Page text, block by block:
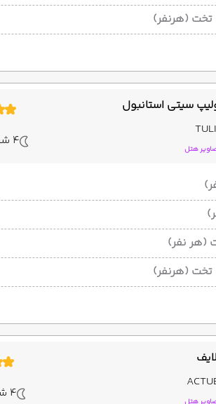
(هرنفر)
سیتی استانبول
هتل 4 شب اقامت
(هر نفر)
(هرنفر)
4 شب اقامت